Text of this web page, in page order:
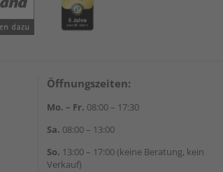
Öffnungszeiten:
Mo. – Fr. 08:00 – 17:30
Sa. 08:00 – 13:00
So. 13:00 – 17:00 (keine Beratung, kein
Verkauf)